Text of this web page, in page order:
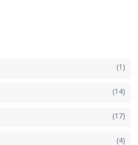
(1)
(14)
(17)
(4)